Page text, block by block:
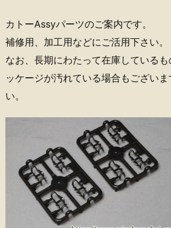
カトーAssyパーツのご案内です。
補修用、加工用などにご活用下さい。
なお、長期にわたって在庫している
ッケージが汚れている場合もござい
い。